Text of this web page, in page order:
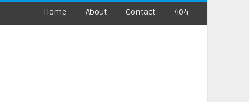
Home About Contact 404